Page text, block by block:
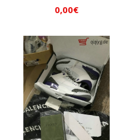
QI103
0,00€